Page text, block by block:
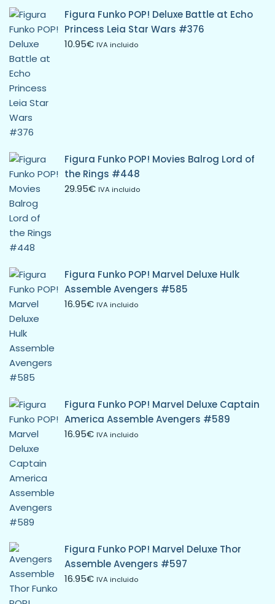
Figura Funko POP! Deluxe Battle at Echo
Princess Leia Star Wars #376
10.95€ IVA incluido
Figura Funko POP! Movies Balrog Lord of
the Rings #448
29.95€ IVA incluido
Figura Funko POP! Marvel Deluxe Hulk
Assemble Avengers #585
16.95€ IVA incluido
Figura Funko POP! Marvel Deluxe Captain
America Assemble Avengers #589
16.95€ IVA incluido
Figura Funko POP! Marvel Deluxe Thor
Assemble Avengers #597
16.95€ IVA incluido